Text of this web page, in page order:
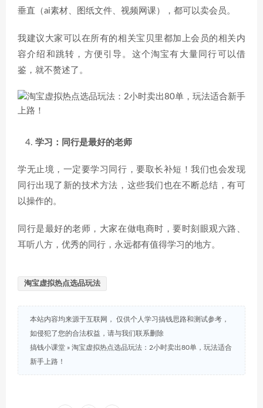
垂直（ai素材、图纸文件、视频网课），都可以卖会员。
我建议大家可以在所有的相关宝贝里都加上会员的相关内
容介绍和跳转，方便引导。这个淘宝有大量同行可以借
鉴，就不赘述了。
学习：同行是最好的老师
学无止境，一定要学习同行，要取长补短！我们也会发现
同行出现了新的技术方法，这些我们也在不断总结，有可
以操作的。
同行是最好的老师，大家在做电商时，要时刻眼观六路、
耳听八方，优秀的同行，永远都有值得学习的地方。
淘宝虚拟热点选品玩法
本站内容均来源于互联网， 仅供个人学习搞钱思路和测试参考，
如侵犯了您的合法权益，请与我们联系删除
搞钱小课堂 » 淘宝虚拟热点选品玩法：2小时卖出80单，玩法适合
新手上路！